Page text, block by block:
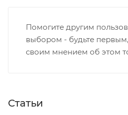
Помогите другим
выбором - будьте
своим мнением об этом
Статьи